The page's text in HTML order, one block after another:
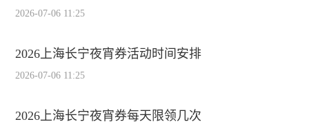
2026-07-06 11:25
2026上海长宁夜宵券活动时间安排
2026-07-06 11:25
2026上海长宁夜宵券每天限领几次